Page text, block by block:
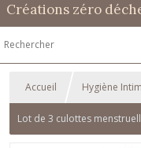
Accueil Hygiène
Lot de 3 culottes